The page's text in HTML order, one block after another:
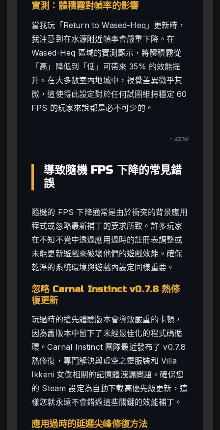
實測：體積霧對幀率的影響
當我玩「Return to Wased-Heq」更新時，
我注意到在水源附近幀率會嚴重下降。在
Wased-Heq 區域的實測顯示，將體積霧從
「高」降低到「低」可帶來 35% 的效能提
升。在大多數室內地城中，視覺差異微乎其
微，這使得此設定對於任何試圖維持穩定 60
FPS 的玩家來說都是必不可少的。
↑ 返回頂部
導致隨機 FPS 下降的常見錯
誤
隨機的 FPS 下降通常是由於衝突的背景應用
程式或忽略最新補丁的要求所致。許多玩家
在不知不覺中透過應用過時的註冊表調整或
未能更新遊戲來破壞他們的遊戲效能。確保
乾淨的系統環境與遊戲內設定同樣重要。
忽略 Carnal Instinct v0.7.8 熱修
復更新
玩過時的搶先體驗版本會導致嚴重的卡頓，
因為舊版本中留下了未經最佳化的程式碼循
環。Carnal Instinct 團隊最近發布了 v0.7.8
熱修復，專門解決與虛空之靈服裝和 Villa
Ikkeni 女僕相關的記憶體洩漏問題。確保您
的 Steam 設定為自動下載高優先級更新，這
樣您就永遠不會錯過這些關鍵的效能補丁。
應用過時的延遲尖峰修復方法